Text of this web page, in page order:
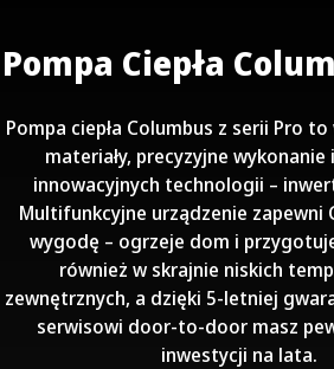
Pompa Ciepła
Pompa ciepła Columbus z serii Pro
materiały, precyzyjne wykonanie
innowacyjnych technologii –
Multifunkcyjne urządzenie zapewni
wygodę – ogrzeje dom i
również w skrajnie niskich
zewnętrznych, a dzięki 5-letniej
serwisowi door-to-door masz
inwestycji na lata.